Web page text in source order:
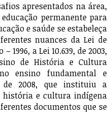
apresentados na área,
permanente para
e saúde se estabeleça
nuances da Lei de
1996, a Lei 10.639, de 2003,
de História e Cultura
ensino fundamental e
de 2008, que instituiu a
história e cultura indígena
documentos que se